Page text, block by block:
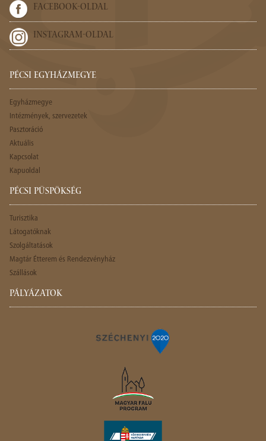
FACEBOOK-OLDAL
INSTAGRAM-OLDAL
PÉCSI EGYHÁZMEGYE
Egyházmegye
Intézmények, szervezetek
Pasztoráció
Aktuális
Kapcsolat
Kapuoldal
PÉCSI PÜSPÖKSÉG
Turisztika
Látogatóknak
Szolgáltatások
Magtár Étterem és Rendezvényház
Szállások
PÁLYÁZATOK